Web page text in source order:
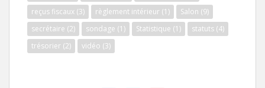
reçus fiscaux (3) règlement intérieur (1) Salon (9)
secrétaire (2) sondage (1) Statistique (1) statuts (4)
trésorier (2) vidéo (3)